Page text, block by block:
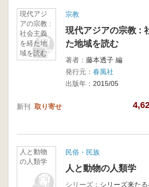
現代アジ
アの宗教 :
社会主義
を経た地
域を読む
宗教
現代アジアの宗教 :
た地域を読む
著者： 藤本透子 編
発行元： 春風社
出版年： 2015/05
新刊 取り寄せ
人と動物
の人類学
民俗・民族
人と動物の人類学
シリーズ： シリーズ来た